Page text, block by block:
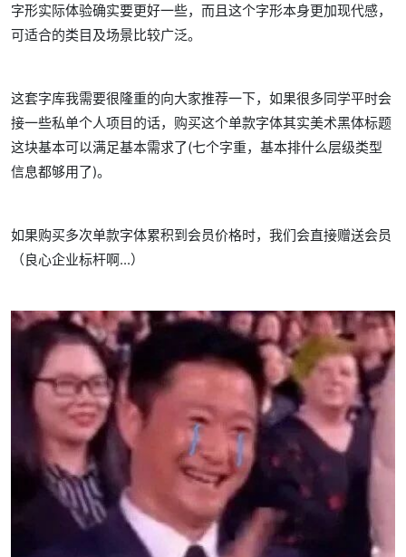
字形实际体验确实要更好一些，而且这个字形本身更加现代感，
可适合的类目及场景比较广泛。
这套字库我需要很隆重的向大家推荐一下，如果很多同学平时会
接一些私单个人项目的话，购买这个单款字体其实美术黑体标题
这块基本可以满足基本需求了(七个字重，基本排什么层级类型
信息都够用了)。
如果购买多次单款字体累积到会员价格时，我们会直接赠送会员
（良心企业标杆啊...）